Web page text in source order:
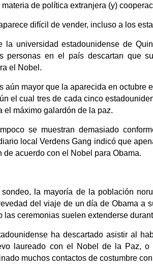
de política extranjera (y)
difícil de vender, incluso a los
la universidad estadounidense de
personas en el país descartan que
el Nobel.
aún mayor que la aparecida en octubre
el cual tres de cada cinco
el máximo galardón de la paz.
se muestran demasiado
local Verdens Gang indicó que
de acuerdo con el Nobel para Obama.
la mayoría de la población
del viaje de un día de Obama a
las ceremonias suelen extenderse
ha descartado asistir al
laureado con el Nobel de la Paz,
muchos contactos de costumbre